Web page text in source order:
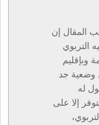
المقال إن
التربوي
وبإقليم
وضعية جد
له
إلا على